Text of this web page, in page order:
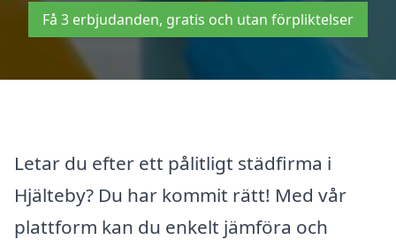
Få 3 erbjudanden, gratis och utan förpliktelser
Letar du efter ett pålitligt städfirma i
Hjälteby? Du har kommit rätt! Med vår
plattform kan du enkelt jämföra och